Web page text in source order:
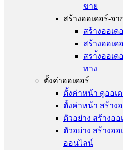
ขาย
สร้างออเดอร์-จา
สร้างออเด
สร้างออเด
สรา้งออเด
ทาง
ตั้งค่าออเดอร์
ตั้งค่าหน้า ดูออเ
ตั้งค่าหน้า สร้างอ
ตัวอย่าง สร้างอ
ตัวอย่าง สร้างอ
ออนไลน์